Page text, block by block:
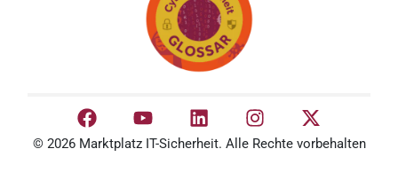
© 2026 Marktplatz IT-Sicherheit. Alle Rechte vorbehalten